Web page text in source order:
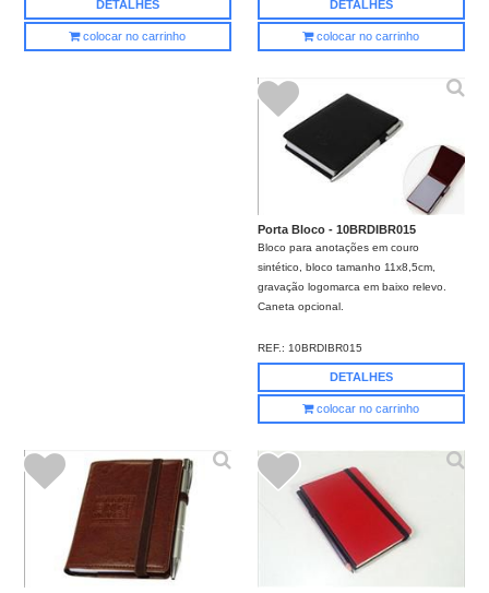
DETALHES
colocar no carrinho
DETALHES
colocar no carrinho
Porta Bloco - 10BRDIBR015
Bloco para anotações em couro
sintético, bloco tamanho 11x8,5cm,
gravação logomarca em baixo relevo.
Caneta opcional.
REF.: 10BRDIBR015
DETALHES
colocar no carrinho